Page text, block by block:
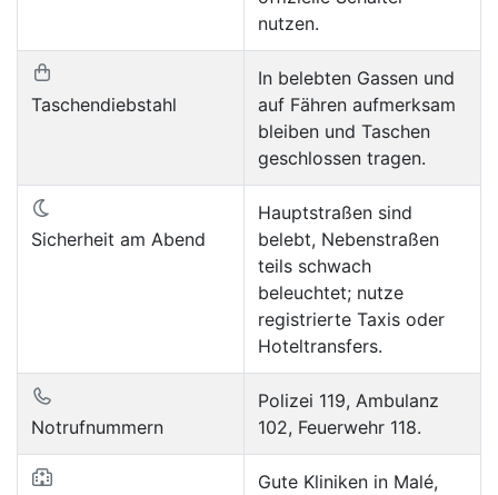
nutzen.
Taschendiebstahl
In belebten Gassen und
auf Fähren aufmerksam
bleiben und Taschen
geschlossen tragen.
Sicherheit am Abend
Hauptstraßen sind
belebt, Nebenstraßen
teils schwach
beleuchtet; nutze
registrierte Taxis oder
Hoteltransfers.
Notrufnummern
Polizei 119, Ambulanz
102, Feuerwehr 118.
Gute Kliniken in Malé,